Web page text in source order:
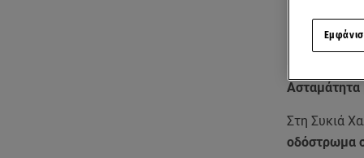
Ασταμάτητα
Στη Συκιά
οδόστρωμα